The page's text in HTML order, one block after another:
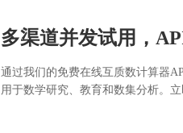
多渠道并发试用，
通过我们的免费在线互质数计算器
用于数学研究、教育和数集分析。